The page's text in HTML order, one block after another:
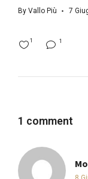
By Vallo Più 7
1
1
1 comment